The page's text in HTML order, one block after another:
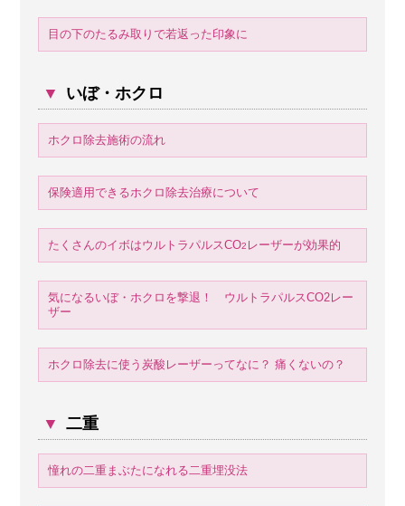
目の下のたるみ取りで若返った印象に
▼ いぼ・ホクロ
ホクロ除去施術の流れ
保険適用できるホクロ除去治療について
たくさんのイボはウルトラパルスCO2 レーザーが効果的
気になるいぼ・ホクロを撃退！ ウルトラパルスCO2レー
ザー
ホクロ除去に使う炭酸レーザーってなに？ 痛くないの？
▼ 二重
憧れの二重まぶたになれる二重埋没法